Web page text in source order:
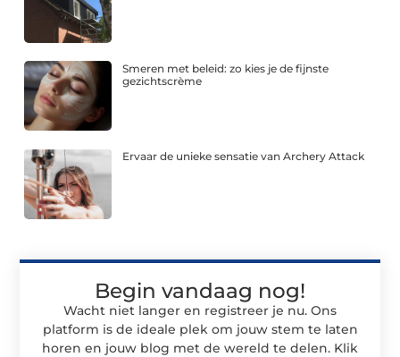
Smeren met beleid: zo kies je de fijnste
gezichtscrème
Ervaar de unieke sensatie van Archery Attack
Begin vandaag nog!
Wacht niet langer en registreer je nu. Ons
platform is de ideale plek om jouw stem te laten
horen en jouw blog met de wereld te delen. Klik